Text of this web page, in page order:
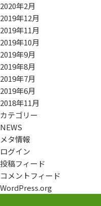
2020年2月
2019年12月
2019年11月
2019年10月
2019年9月
2019年8月
2019年7月
2019年6月
2018年11月
カテゴリー
NEWS
メタ情報
ログイン
投稿フィード
コメントフィード
WordPress.org